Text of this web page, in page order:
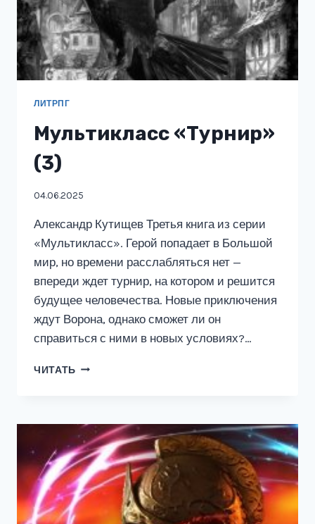
ЛИТРПГ
Мультикласс «Турнир»
(3)
04.06.2025
Александр Кутищев Третья книга из серии
«Мультикласс». Герой попадает в Большой
мир, но времени расслабляться нет —
впереди ждет турнир, на котором и решится
будущее человечества. Новые приключения
ждут Ворона, однако сможет ли он
справиться с ними в новых условиях?…
ЧИТАТЬ МУЛЬТИКЛАСС